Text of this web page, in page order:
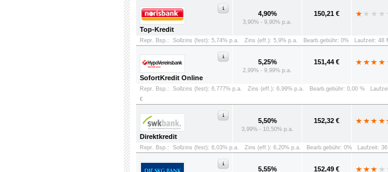
Top-Kredit
4,90%
3,90% - 9,90% p.a.
150,21 €
Repr. Bsp.: Sollzins (fest): 5,74% p.a. Zins (eff.): 5,9% p.a. Bearb.gebühr: 0% Laufzeit: 48
SofortKredit Online
5,25%
2,99% - 9,99% p.a.
151,44 €
Repr. Bsp.: Sollzins (fest): 6,777% p.a. Zins (eff.): 6,99% p.a. Bearb.gebühr: 0,00 %
€
Direktkredit
5,50%
3,99% - 10,50% p.a.
152,32 €
Repr. Bsp.: Sollzins (fest): 6,03% p.a. Zins (eff.): 6,20% p.a. Bearb.gebühr: 0% Laufzeit:
5,55% 152,49 €